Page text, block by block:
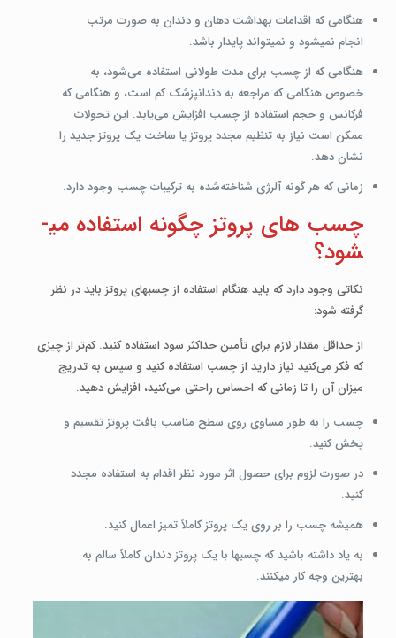
هنگامی که اقدامات بهداشت دهان و دندان به صورت مرتب
انجام نمی­شود و نمی­تواند پایدار باشد.
هنگامی که از چسب برای مدت طولانی استفاده می‌شود، به
خصوص هنگامی که مراجعه به دندانپزشک کم است، و هنگامی که
فرکانس و حجم استفاده از چسب افزایش می‌یابد. این تحولات
ممکن است نیاز به تنظیم مجدد پروتز یا ساخت یک پروتز جدید را
نشان دهد.
زمانی که هر گونه آلرژی شناخته‌شده به ترکیبات چسب وجود دارد.
چسب های پروتز چگونه استفاده می­
شود؟
نکاتی وجود دارد که باید هنگام استفاده از چسب­های پروتز باید در نظر
گرفته شود:
از حداقل مقدار لازم برای تأمین حداکثر سود استفاده کنید. کم‌تر از چیزی
که فکر می‌کنید نیاز دارید از چسب استفاده کنید و سپس به تدریج
میزان آن را تا زمانی که احساس راحتی می‌کنید، افزایش دهید.
چسب را به طور مساوی روی سطح مناسب بافت پروتز تقسیم و
پخش کنید.
در صورت لزوم برای حصول اثر مورد نظر اقدام به استفاده مجدد
کنید.
همیشه چسب را بر روی یک پروتز کاملاً تمیز اعمال کنید.
به یاد داشته باشید که چسب­ها با یک پروتز دندان کاملاً سالم به
بهترین وجه کار می­کنند.